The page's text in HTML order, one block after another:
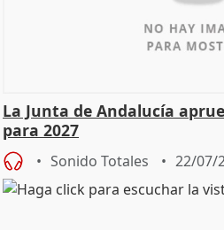
La Junta de Andalucía
para 2027
Sonido Totales 22/07/